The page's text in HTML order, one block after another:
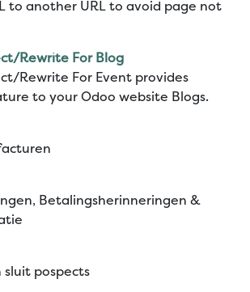
to another URL to avoid page not
Rewrite For Blog
Rewrite For Event provides
to your Odoo website Blogs.
Betalingsherinneringen &
sluit pospects